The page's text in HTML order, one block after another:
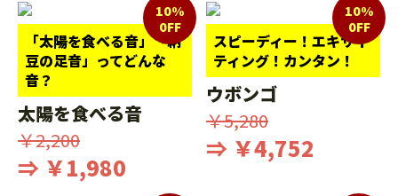
「太陽を食べる音」「納
豆の足音」ってどんな
音？
10%
0FF
太陽を食べる音
￥2,200
⇒ ￥1,980
スピーディー！エキサイ
ティング！カンタン！
10%
0FF
ウボンゴ
￥5,280
⇒ ￥4,752